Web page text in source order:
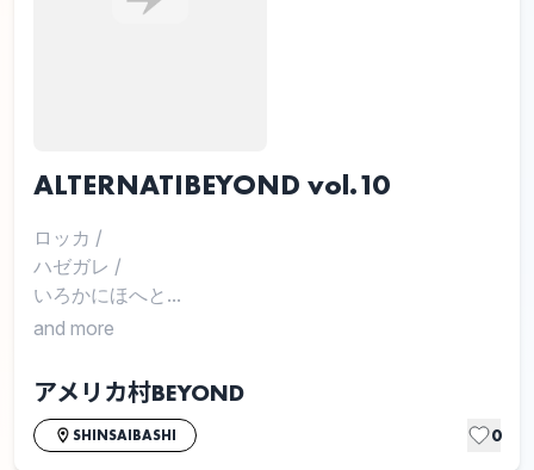
ALTERNATIBEYOND vol.10
ロッカ /
ハゼガレ /
いろかにほへと...
and more
アメリカ村BEYOND
SHINSAIBASHI 0